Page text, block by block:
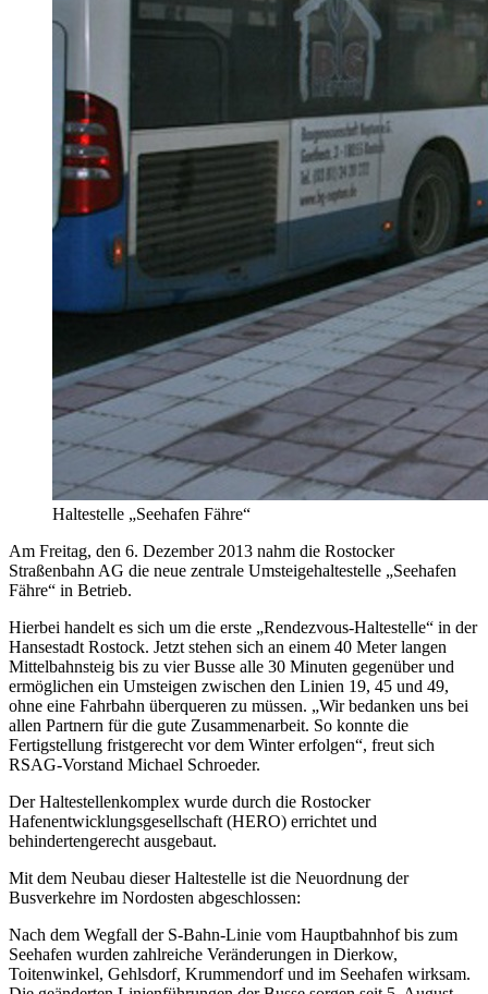
Haltestelle „Seehafen Fähre“
Am Freitag, den 6. Dezember 2013 nahm die Rostocker
Straßenbahn AG die neue zentrale Umsteigehaltestelle „Seehafen
Fähre“ in Betrieb.
Hierbei handelt es sich um die erste „Rendezvous-Haltestelle“ in der
Hansestadt Rostock. Jetzt stehen sich an einem 40 Meter langen
Mittelbahnsteig bis zu vier Busse alle 30 Minuten gegenüber und
ermöglichen ein Umsteigen zwischen den Linien 19, 45 und 49,
ohne eine Fahrbahn überqueren zu müssen. „Wir bedanken uns bei
allen Partnern für die gute Zusammenarbeit. So konnte die
Fertigstellung fristgerecht vor dem Winter erfolgen“, freut sich
RSAG-Vorstand Michael Schroeder.
Der Haltestellenkomplex wurde durch die Rostocker
Hafenentwicklungsgesellschaft (HERO) errichtet und
behindertengerecht ausgebaut.
Mit dem Neubau dieser Haltestelle ist die Neuordnung der
Busverkehre im Nordosten abgeschlossen:
Nach dem Wegfall der S-Bahn-Linie vom Hauptbahnhof bis zum
Seehafen wurden zahlreiche Veränderungen in Dierkow,
Toitenwinkel, Gehlsdorf, Krummendorf und im Seehafen wirksam.